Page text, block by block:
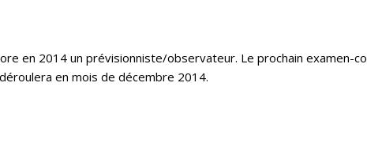
en 2014 un prévisionniste/observateur. Le prochain examen-
en mois de décembre 2014.